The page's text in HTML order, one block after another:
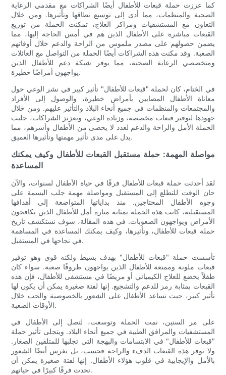
كما عززت حملة قبعات للأطفال أيضًا الشراكات مع مقدمي الرعاية
الصحية والمنظمات، مما أدى إلى توسيع نطاقها وتأثيرها. ومن خلال
التعاون مع المستشفيات ومراكز العلاج، تمكنت الحملة من توزيع
القبعات مباشرة على الأطفال الذين هم في أمس الحاجة إليها، مما
يضمن حصولهم على مصدر ملموس من الراحة والدعم خلال أوقاتهم
الصعبة. وقد مكنت هذه الشراكات أيضًا الحملة من التواصل مع العائلات
ومتخصصي الرعاية الصحية، مما يوفر شبكة دعم للأطفال الذين
يواجهون أمراضًا خطيرة.
في الختام، كان لحملة "قبعات للأطفال" تأثير كبير في نشر الوعي حول
معاناة الأطفال المصابين بأمراض خطيرة، والوصول إلى الأفراد
والمجتمعات والمنظمات في جميع أنحاء البلاد والتأثير عليهم. ومن خلال
جهودها لتوفير قبعات مخصصة، وزيادة الوعي، وتعزيز الشراكات، جلبت
الحملة الأمل والراحة والدعم لعدد لا يحصى من الأطفال وأسرهم، مما
يدل على مدى تأثير مهمتها وتأثيرها العميق.
مواصلة المهمة: حملة مستقبل القبعات للأطفال وكيف يمكنك
المساعدة
لقد أحدثت حملة قبعات للأطفال فرقًا في حياة الأطفال لسنوات، والآن
حان الوقت للتطلع إلى المستقبل ومواصلة مهمة جلب البسمة على
وجوه الأطفال المحتاجين. منذ بداياتها المتواضعة إلى أهدافها
المستقبلية، كانت هذه الحملة بمثابة منارة أمل للأطفال الذين يكافحون
الأمراض ويواجهون الصعوبات. في هذه المقالة، سوف نستكشف تاريخ
حملة قبعات للأطفال، وتأثيرها، وكيف يمكنك المساعدة في المساهمة
في نجاحها في المستقبل.
تأسست حملة "قبعات للأطفال" بهدف بسيط ولكنه قوي وهو توفير
قبعات ملونة وممتعة للأطفال الذين يواجهون ظروفًا صعبة. سواء كان
طفلاً يخضع للعلاج الكيميائي أو مريضًا في مستشفى للأطفال، فإن هذه
القبعات بمثابة رمز للدعم والتشجيع. إنها لفتة صغيرة يمكن أن يكون لها
تأثير كبير، حيث تساعد الأطفال على الشعور بالخصوصية والحب خلال
الأوقات الصعبة.
على مر السنين، نمت الحملة وتوسعت، لتصل إلى الأطفال في
المستشفيات والمرافق الطبية في جميع أنحاء البلاد. ويتجلى تأثير حملة
"قبعات للأطفال" في الابتسامات والبهجة التي تجلبها للمتلقين الصغار.
ولا توفر هذه القبعات الدفء والراحة فحسب، بل تغرس أيضًا الشعور
بالأمل والإيجابية في قلوب هؤلاء الأطفال. إنها لفتة صغيرة يمكن أن
تحدث فرقًا كبيرًا في حياتهم.